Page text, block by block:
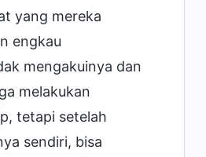
yang mereka
engkau
mengakuinya dan
melakukan
tetapi setelah
sendiri, bisa